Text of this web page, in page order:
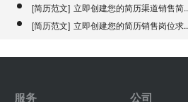
[简历范文] 立即创建您的简历渠道销售简..
[简历范文] 立即创建您的简历销售岗位求..
服务 公司